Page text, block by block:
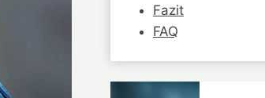
Fazit
FAQ